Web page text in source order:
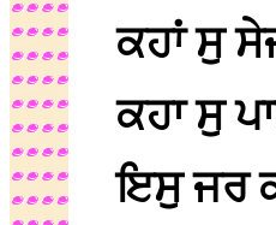
ਕਹਾਂ ਸੁ
ਕਹਾ ਸੁ
ਇਸੁ ਜਰ